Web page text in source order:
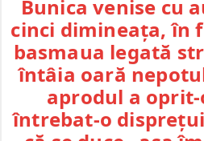
Bunica venise cu
cinci dimineața, în
basmaua legată
întâia oară
aprodul a oprit-
întrebat-o